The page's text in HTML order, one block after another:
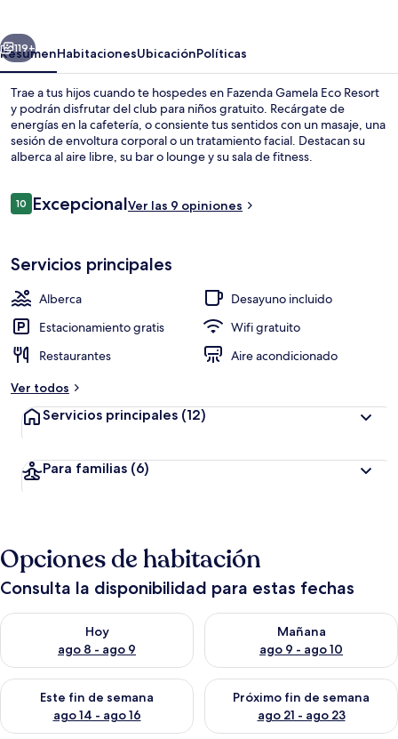
Siguiente
119+
ResumenHabitacionesUbicaciónPolíticas
Trae a tus hijos cuando te hospedes en Fazenda Gamela Eco Resort
y podrán disfrutar del club para niños gratuito. Recárgate de
energías en la cafetería, o consiente tus sentidos con un masaje, una
sesión de envoltura corporal o un tratamiento facial. Destacan su
alberca al aire libre, su bar o lounge y su sala de fitness.
Opiniones
1010 de 10,
ExcepcionalVer las 9 opiniones
Servicios principales
Alberca
Desayuno incluido
Estacionamiento gratis
Wifi gratuito
Restaurantes
Aire acondicionado
Ver todos
Servicios principales (12)
Para familias (6)
Opciones de habitación
Consulta la disponibilidad para estas fechas
Hoy
ago 8 - ago 9
Consulta la disponibilidad para hoy ago 8 - ago 9
Mañana
ago 9 - ago 10
Consulta la disponibilidad
Este fin de semana
ago 14 - ago 16
Consulta la disponibilidad para este fin de semana ago 14 -
Próximo fin de semana
ago 21 - ago 23
Consulta la disponibilidad